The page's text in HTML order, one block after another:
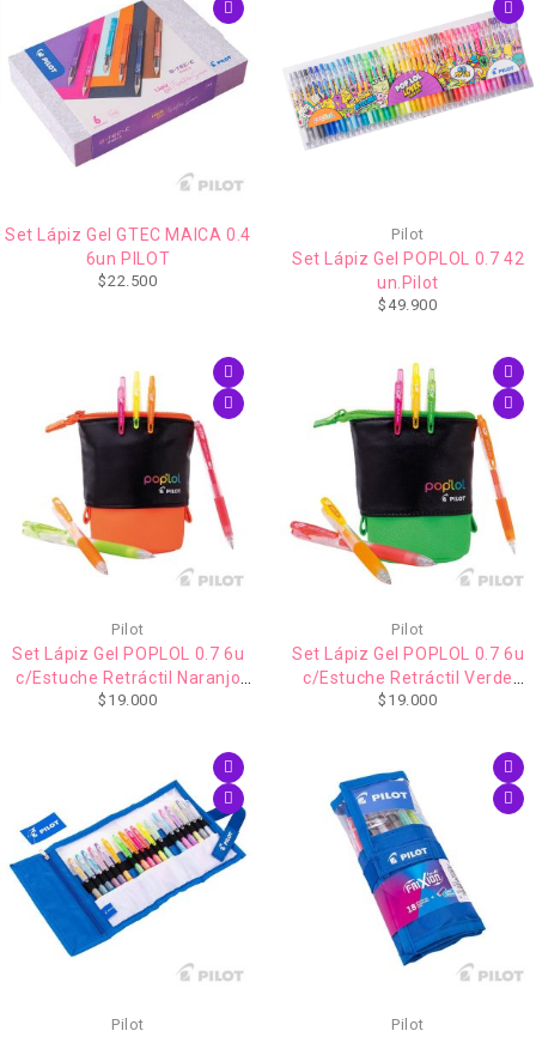
Set Lápiz Gel GTEC MAICA 0.4
6un PILOT
$22.500
Pilot
Set Lápiz Gel POPLOL 0.7 42
un.Pilot
$ 49.900
Pilot
Set Lápiz Gel POPLOL 0.7 6u
c/Estuche Retráctil Naranjo
PILOT (incluye su caja regalo)
$ 19.000
Pilot
Set Lápiz Gel POPLOL 0.7 6u
c/Estuche Retráctil Verde
PILOT (incluye caja Regalo)
$ 19.000
Pilot
Pilot